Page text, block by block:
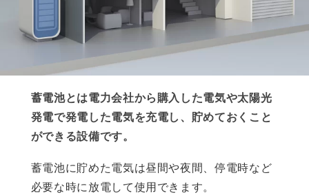
蓄電池とは電力会社から購入した電気や太陽光
発電で発電した電気を充電し、貯めておくこと
ができる設備です。
蓄電池に貯めた電気は昼間や夜間、停電時など
必要な時に放電して使用できます。